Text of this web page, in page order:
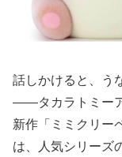
話しかけると、う
――タカラトミー
新作「ミミクリー
は、人気シリーズ